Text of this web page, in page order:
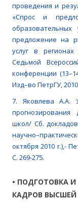
проведения и
«Спрос и
предложение на
услуг в
Седьмой
конференции
Изд–во ПетрГУ,
7. Яковлева А.А.
прогнозирования
школ/ Сб.
октября 2010 г.),-
С. 269-275.
• ПОДГОТОВКА
КАДРОВ